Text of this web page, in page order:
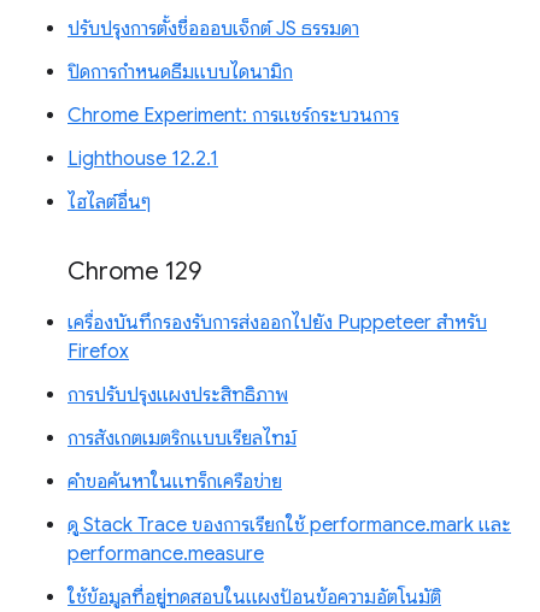
ปรับปรุงการตั้งชื่อออบเจ็กต์ JS ธรรมดา
ปิดการกำหนดธีมแบบไดนามิก
Chrome Experiment: การแชร์กระบวนการ
Lighthouse 12.2.1
ไฮไลต์อื่นๆ
Chrome 129
เครื่องบันทึกรองรับการส่งออกไปยัง Puppeteer สำหรับ
Firefox
การปรับปรุงแผงประสิทธิภาพ
การสังเกตเมตริกแบบเรียลไทม์
คำขอค้นหาในแทร็กเครือข่าย
ดู Stack Trace ของการเรียกใช้ performance.mark และ
performance.measure
ใช้ข้อมูลที่อยู่ทดสอบในแผงป้อนข้อความอัตโนมัติ